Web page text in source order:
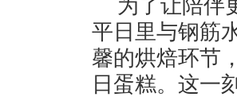
为了让陪伴
平日里与钢筋
馨的烘焙环节
日蛋糕。这一